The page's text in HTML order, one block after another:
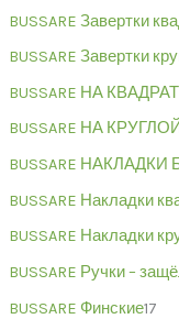
BUSSARE Завертки
BUSSARE Завертки
BUSSARE НА
BUSSARE НА
BUSSARE
BUSSARE Накладки
BUSSARE Накладки
BUSSARE Ручки –
BUSSARE Финские17